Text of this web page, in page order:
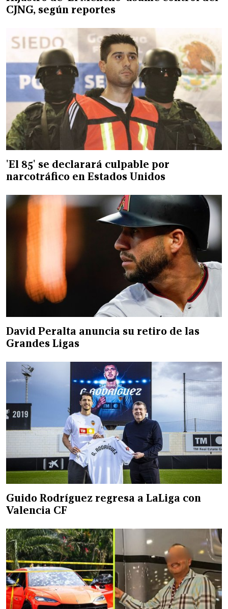
CJNG, según reportes
'El 85' se declarará culpable por
narcotráfico en Estados Unidos
David Peralta anuncia su retiro de las
Grandes Ligas
Guido Rodríguez regresa a LaLiga con
Valencia CF